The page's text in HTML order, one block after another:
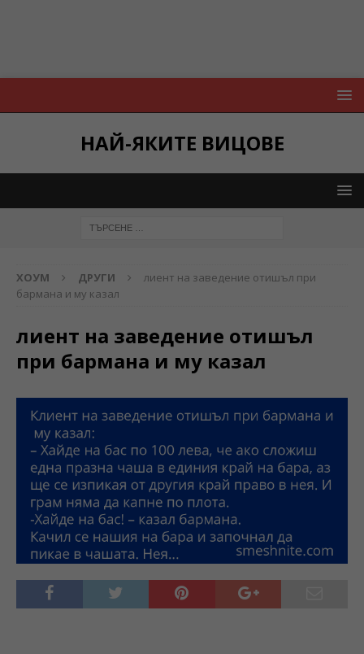
НАЙ-ЯКИТЕ ВИЦОВЕ
ХОУМ ДРУГИ
лиент на заведение отишъл при
бармана и му казал
лиент на заведение отишъл
при бармана и му казал